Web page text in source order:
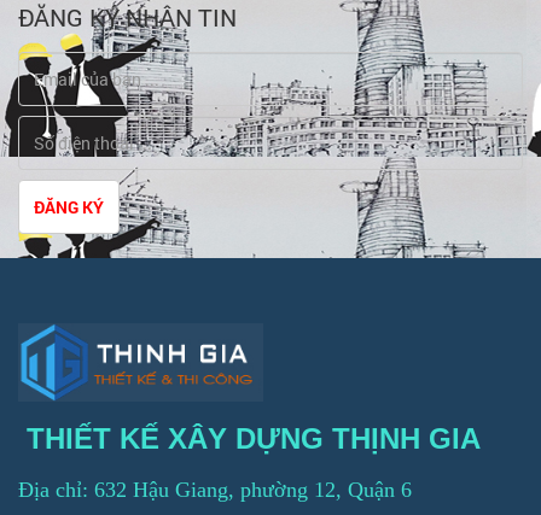
ĐĂNG KÝ NHẬN TIN
ĐĂNG KÝ
THIẾT KẾ XÂY DỰNG THỊNH GIA
Địa chỉ: 632 Hậu Giang, phường 12, Quận 6